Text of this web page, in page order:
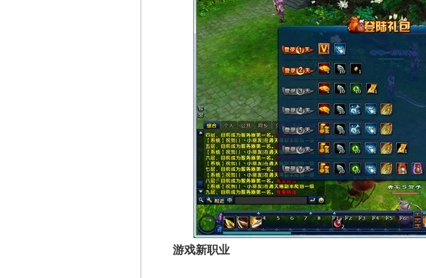
游戏新职业